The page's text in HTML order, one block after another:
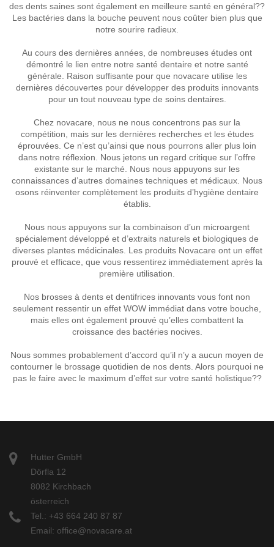
des dents saines sont également en meilleure santé en général??
Les bactéries dans la bouche peuvent nous coûter bien plus que
notre sourire radieux.
Au cours des dernières années, de nombreuses études ont
démontré le lien entre notre santé dentaire et notre santé
générale. Raison suffisante pour que novacare utilise les
dernières découvertes pour développer des produits innovants
pour un tout nouveau type de soins dentaires.
Chez novacare, nous ne nous concentrons pas sur la
compétition, mais sur les dernières recherches et les études
éprouvées. Ce n’est qu’ainsi que nous pourrons aller plus loin
dans notre réflexion. Nous jetons un regard critique sur l’offre
existante sur le marché. Nous nous appuyons sur les
connaissances d’autres domaines techniques et médicaux. Nous
osons réinventer complètement les produits d’hygiène dentaire
établis.
Nous nous appuyons sur la combinaison d’un microargent
spécialement développé et d’extraits naturels et biologiques de
diverses plantes médicinales. Les produits Novacare ont un effet
prouvé et efficace, que vous ressentirez immédiatement après la
première utilisation.
Nos brosses à dents et dentifrices innovants vous font non
seulement ressentir un effet WOW immédiat dans votre bouche,
mais elles ont également prouvé qu’elles combattent la
croissance des bactéries nocives.
Nous sommes probablement d’accord qu’il n’y a aucun moyen de
contourner le brossage quotidien de nos dents. Alors pourquoi ne
pas le faire avec le maximum d’effet sur votre santé holistique??
Hutter GmbH
Dörfla 12
8082 Kirchbach
österreich
Tel.: +43 664 240 87 87
Email: office@novacare.at